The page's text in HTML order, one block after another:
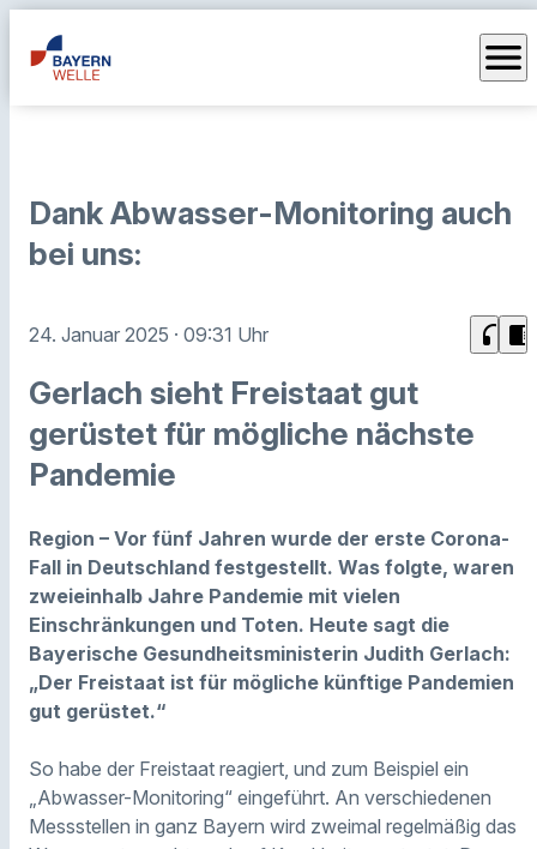
menu
Dank Abwasser-Monitoring auch
bei uns:
24. Januar 2025 · 09:31 Uhr headphones chrome_reader_mode
Gerlach sieht Freistaat gut
gerüstet für mögliche nächste
Pandemie
Region – Vor fünf Jahren wurde der erste Corona-
Fall in Deutschland festgestellt. Was folgte, waren
zweieinhalb Jahre Pandemie mit vielen
Einschränkungen und Toten. Heute sagt die
Bayerische Gesundheitsministerin Judith Gerlach:
„Der Freistaat ist für mögliche künftige Pandemien
gut gerüstet.“
So habe der Freistaat reagiert, und zum Beispiel ein
„Abwasser-Monitoring“ eingeführt. An verschiedenen
Messstellen in ganz Bayern wird zweimal regelmäßig das